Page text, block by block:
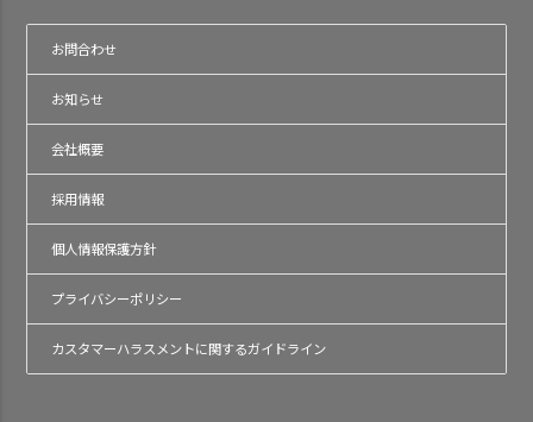
お問合わせ
お知らせ
会社概要
採用情報
個人情報保護方針
プライバシーポリシー
カスタマーハラスメントに関するガイドライン